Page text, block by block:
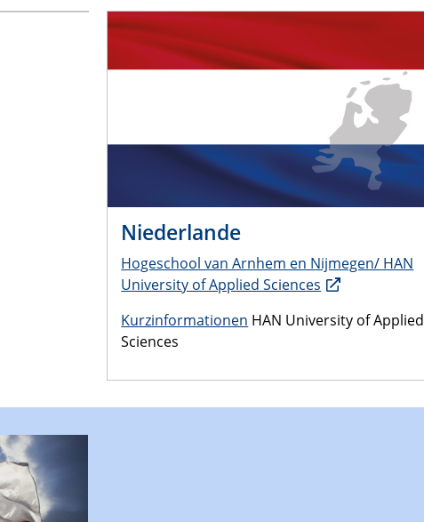
Niederlande
Hogeschool van Arnhem en Nijmegen/ HAN
University of Applied Sciences
Kurzinformationen HAN University of Applied
Sciences